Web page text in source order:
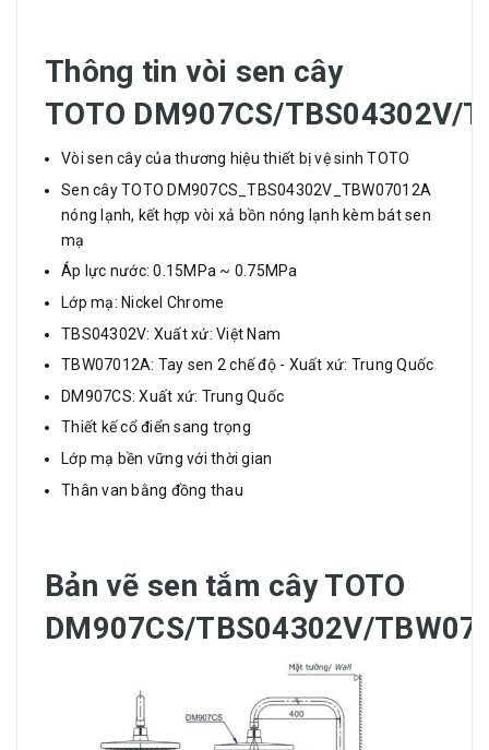
Thông tin vòi sen cây
TOTO DM907CS/TBS04302V/
Vòi sen cây của thương hiệu thiết bị vệ sinh TOTO
Sen cây TOTO DM907CS_TBS04302V_TBW07012A
nóng lạnh, kết hợp vòi xả bồn nóng lạnh kèm bát sen
mạ
Áp lực nước: 0.15MPa ~ 0.75MPa
Lớp mạ: Nickel Chrome
TBS04302V: Xuất xứ: Việt Nam
TBW07012A: Tay sen 2 chế độ - Xuất xứ: Trung Quốc
DM907CS: Xuất xứ: Trung Quốc
Thiết kế cổ điển sang trọng
Lớp mạ bền vững với thời gian
Thân van bằng đồng thau
Bản vẽ sen tắm cây TOTO
DM907CS/TBS04302V/